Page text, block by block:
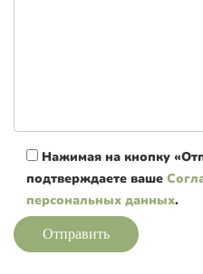
Нажимая на кнопку
подтверждаете ваше
персональных данных.
Отправить